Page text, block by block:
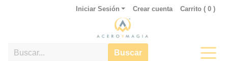
Carrito ( 0 )
Crear cuenta
Iniciar Sesión
Buscar